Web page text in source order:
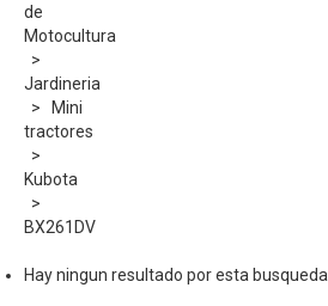
de
Motocultura
Jardineria
Mini
tractores
Kubota
BX261DV
Hay ningun resultado por esta busqueda